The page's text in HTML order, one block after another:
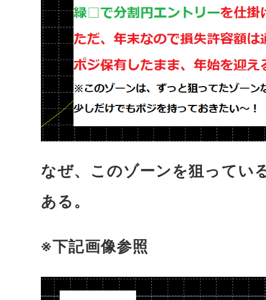
なぜ、このゾーンを狙ってい
ある。
※下記画像参照